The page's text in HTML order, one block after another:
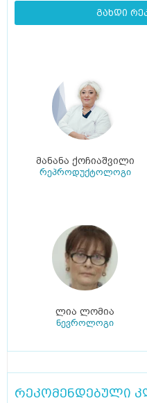
გახდი
მანანა ქოჩიაშვილი
რეპროდუქტოლოგი
ლია ლომია
ნევროლოგი
რეკომენდებული